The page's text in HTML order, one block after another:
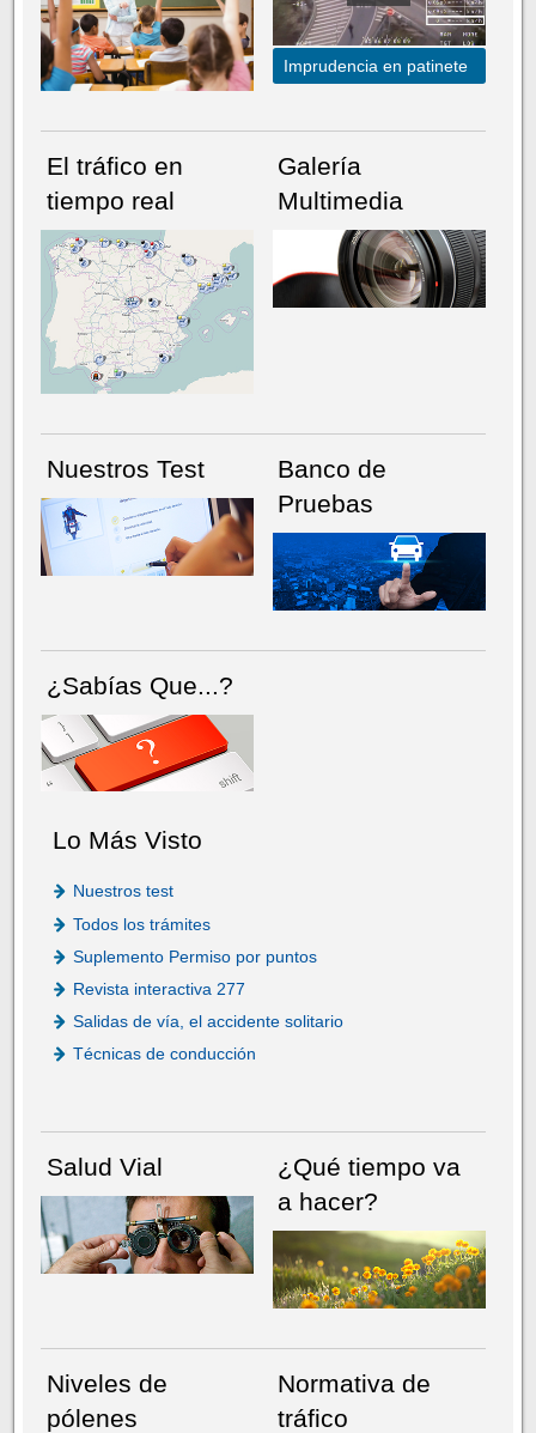
NÚMERO ACTUALHEMEROTECA
Imprudencia en patinete
El tráfico en
tiempo real
Galería
Multimedia
Nuestros Test
Banco de
Pruebas
¿Sabías Que...?
Lo Más Visto
Nuestros test
Todos los trámites
Suplemento Permiso por puntos
Revista interactiva 277
Salidas de vía, el accidente solitario
Técnicas de conducción
Salud Vial
¿Qué tiempo va
a hacer?
Niveles de
pólenes
Normativa de
tráfico